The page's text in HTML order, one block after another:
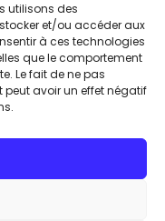
utilisons des
et/ou accéder aux
à ces technologies
que le comportement
Le fait de ne pas
peut avoir un effet négatif
certification